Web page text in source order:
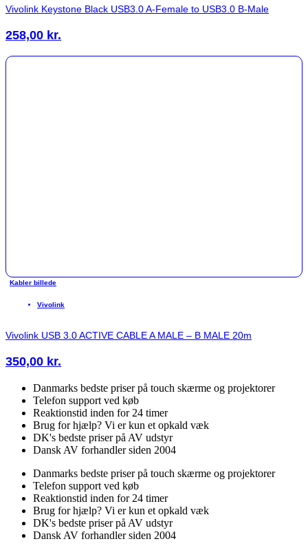
Vivolink Keystone Black USB3.0 A-Female to USB3.0 B-Male
258,00 kr.
Kabler billede
Vivolink
Vivolink USB 3.0 ACTIVE CABLE A MALE – B MALE 20m
350,00 kr.
Danmarks bedste priser på touch skærme og projektorer
Telefon support ved køb
Reaktionstid inden for 24 timer
Brug for hjælp? Vi er kun et opkald væk
DK's bedste priser på AV udstyr
Dansk AV forhandler siden 2004
Danmarks bedste priser på touch skærme og projektorer
Telefon support ved køb
Reaktionstid inden for 24 timer
Brug for hjælp? Vi er kun et opkald væk
DK's bedste priser på AV udstyr
Dansk AV forhandler siden 2004